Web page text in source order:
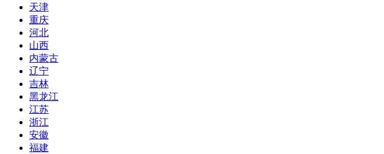
天津
重庆
河北
山西
内蒙古
辽宁
吉林
黑龙江
江苏
浙江
安徽
福建